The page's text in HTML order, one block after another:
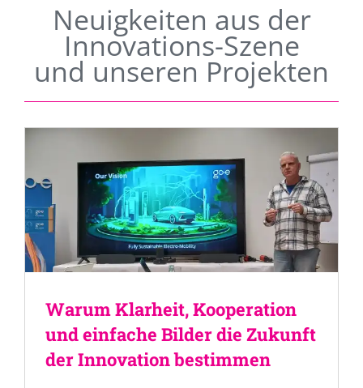
Neuigkeiten aus der
Innovations-Szene
und unseren Projekten
Warum Klarheit, Kooperation
und einfache Bilder die Zukunft
der Innovation bestimmen